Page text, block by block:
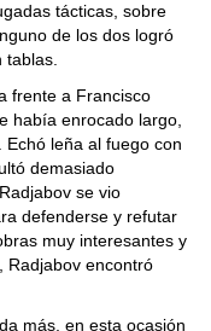
tácticas, sobre
de los dos logró
frente a Francisco
había enrocado largo,
leña al fuego con
demasiado
se vio
defenderse y refutar
muy interesantes y
Radjabov encontró
más, en esta ocasión